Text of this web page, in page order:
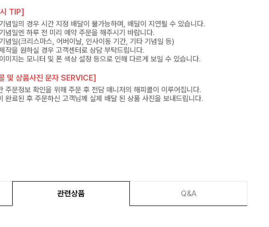
TIP]
념일의 경우 시간 지정 배달이 불가능하며, 배달이 지연될 수 있습니다.
념일엔 하루 전 미리 예약 주문을 해주시기 바랍니다.
념일(크리스마스, 어버이날, 인사이동 기간, 기타 기념일 등)
작을 원하실 경우 고객센터로 상담 부탁드립니다.
미지는 모니터 및 폰 색상 설정 등으로 인해 다르게 보일 수 있습니다.
및 상품사진 문자 SERVICE]
주문정보 확인을 위해 주문 후 전담 매니저의 해피콜이 이루어집니다.
완료된 후 주문하신 고객님께 실제 배달 된 상품 사진을 보내드립니다.
관련상품 Q&A